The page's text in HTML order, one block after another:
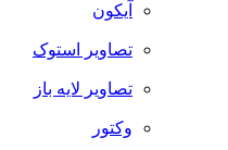
آیکون
تصاویر استوک
تصاویر لایه باز
وکتور